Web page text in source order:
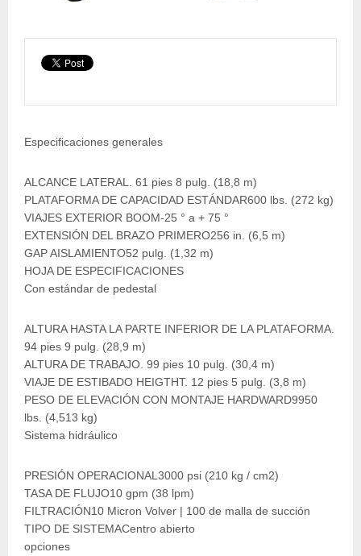
Especificaciones generales
ALCANCE LATERAL. 61 pies 8 pulg. (18,8 m)
PLATAFORMA DE CAPACIDAD ESTÁNDAR600 lbs. (272 kg)
VIAJES EXTERIOR BOOM-25 ° a + 75 °
EXTENSIÓN DEL BRAZO PRIMERO256 in. (6,5 m)
GAP AISLAMIENTO52 pulg. (1,32 m)
HOJA DE ESPECIFICACIONES
Con estándar de pedestal
ALTURA HASTA LA PARTE INFERIOR DE LA PLATAFORMA.
94 pies 9 pulg. (28,9 m)
ALTURA DE TRABAJO. 99 pies 10 pulg. (30,4 m)
VIAJE DE ESTIBADO HEIGTHT. 12 pies 5 pulg. (3,8 m)
PESO DE ELEVACIÓN CON MONTAJE HARDWARD9950
lbs. (4,513 kg)
Sistema hidráulico
PRESIÓN OPERACIONAL3000 psi (210 kg / cm2)
TASA DE FLUJO10 gpm (38 lpm)
FILTRACIÓN10 Micron Volver | 100 de malla de succión
TIPO DE SISTEMACentro abierto
opciones